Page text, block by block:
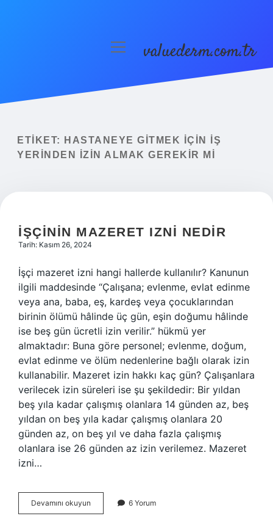
Yasal Uyarı
menüyüvaluederm.com.tr
ETIKET:
HASTANEYE GITMEK IÇIN IŞ
YERINDEN IZIN ALMAK GEREKIR MI
İŞÇININ MAZERET IZNI NEDIR
Tarih: Kasım 26, 2024
İşçi mazeret izni hangi hallerde kullanılır? Kanunun
ilgili maddesinde “Çalışana; evlenme, evlat edinme
veya ana, baba, eş, kardeş veya çocuklarından
birinin ölümü hâlinde üç gün, eşin doğumu hâlinde
ise beş gün ücretli izin verilir.” hükmü yer
almaktadır: Buna göre personel; evlenme, doğum,
evlat edinme ve ölüm nedenlerine bağlı olarak izin
kullanabilir. Mazeret izin hakkı kaç gün? Çalışanlara
verilecek izin süreleri ise şu şekildedir: Bir yıldan
beş yıla kadar çalışmış olanlara 14 günden az, beş
yıldan on beş yıla kadar çalışmış olanlara 20
günden az, on beş yıl ve daha fazla çalışmış
olanlara ise 26 günden az izin verilemez. Mazeret
izni…
Devamını okuyun
Mazeret
6 Yorum